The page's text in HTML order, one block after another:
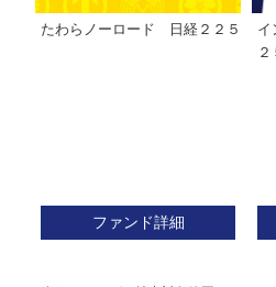
たわらノーロード 日経２２５
ファンド詳細
イ
２